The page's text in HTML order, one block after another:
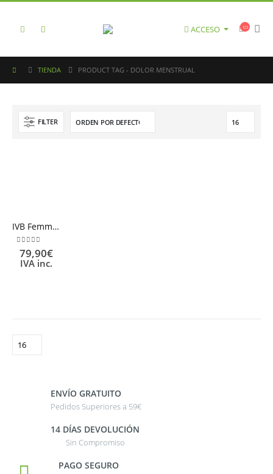
ACCESO
TIENDA PRODUCT TAG - DOLOR MENSTRUAL
FILTER
IVB FemmeBalance 180 cáps
0out of 5
79,90€
IVA inc.
ENVÍO GRATUITO
Pedidos Superiores a 59€
14 DÍAS DEVOLUCIÓN
Sin Compromiso
PAGO SEGURO